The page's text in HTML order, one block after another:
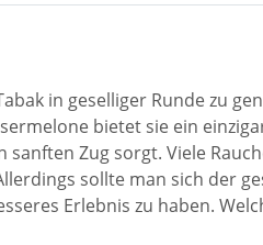
in geselliger Runde zu
bietet sie ein
Zug sorgt. Viele
sollte man sich der
Erlebnis zu haben.